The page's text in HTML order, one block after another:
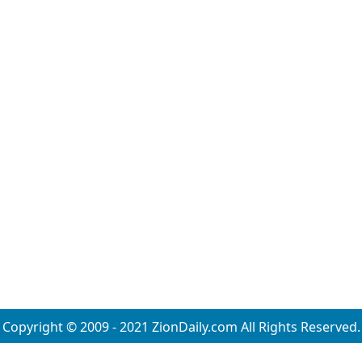
Copyright © 2009 - 2021 ZionDaily.com All Rights Reserved.